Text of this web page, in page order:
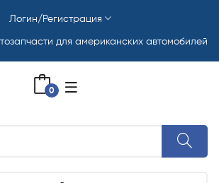
для американских автомобилей
Логин/Регистрация
0